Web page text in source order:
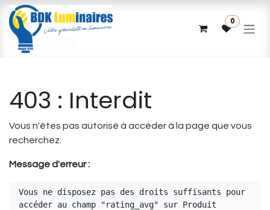
Se rendre au contenu
0
403 : Interdit
Vous n'êtes pas autorisé à accéder à la page que vous
recherchez.
Message d'erreur :
Vous ne disposez pas des droits suffisants pour
accéder au champ "rating_avg" sur Produit